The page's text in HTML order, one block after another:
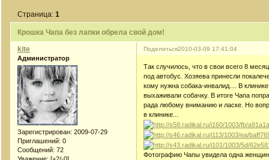
Крошка Чапа без лапки обрела свой дом!
Страница:1
Поделиться2010-03-09 17:41:04
kite
Администратор
Зарегистрирован: 2009-07-29
Приглашений: 0
Сообщений: 72
Так случилось, что в свои всего 8
под автобус. Хозяева принесли
кому нужна собака-инвалид.... В
выхаживали собачку. В итоге Чапа
рада любому вниманию и ласке. Но
в клинике...
Фотографию Чапы увидела одна